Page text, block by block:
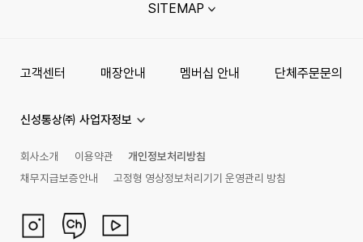
SITEMAP
고객센터 매장안내 멤버십 안내 단체주문문의
신성통상㈜ 사업자정보
회사소개 이용약관
개인정보처리방침
채무지급보증안내
고정형 영상정보처리기기 운영관리 방침